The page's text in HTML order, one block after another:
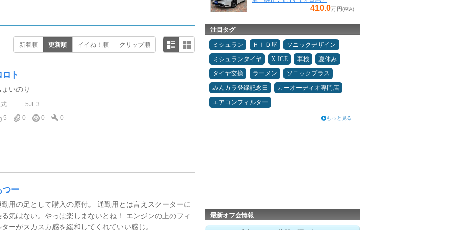
新着順 更新順 イイね！順 クリップ順
ロト
いのり
5JE3
5
0 0 0
つー
勤用の足として購入の原付。 通勤用とは言えスクーターに
る気はない。やっぱ楽しまないとね！ エンジンの上のフィ
ターがスカスカ感を緩和してくれていい感じ。
410.0万円 (税込)
注目タグ
ミシュラン ＨＩＤ屋
ソニックデザイン
ミシュランタイヤ
X-ICE 車検
夏休み
タイヤ交換
ラーメン
ソニックプラス
みんカラ登録記念日
カーオーディオ専門店
エアコンフィルター
もっと見る
最新オフ会情報